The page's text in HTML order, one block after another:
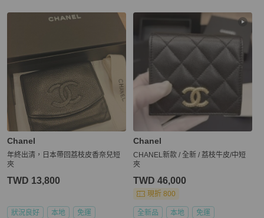
更多相似Chanel女士錢包 / 小皮件推薦精品
Chanel
年終出清，日本帶回荔枝皮香奈兒短
夾
TWD 13,800
狀況良好 本地 免運
Chanel
CHANEL新款 / 全新 / 荔枝牛皮/中短
夾
TWD 46,000
現折 800
全新品 本地 免運